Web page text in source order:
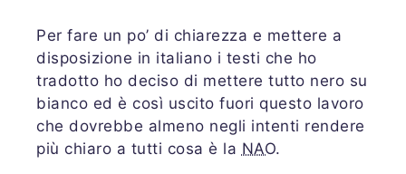
Per fare un po’ di chiarezza e mettere a
disposizione in italiano i testi che ho
tradotto ho deciso di mettere tutto nero su
bianco ed è così uscito fuori questo lavoro
che dovrebbe almeno negli intenti rendere
più chiaro a tutti cosa è la NAO.